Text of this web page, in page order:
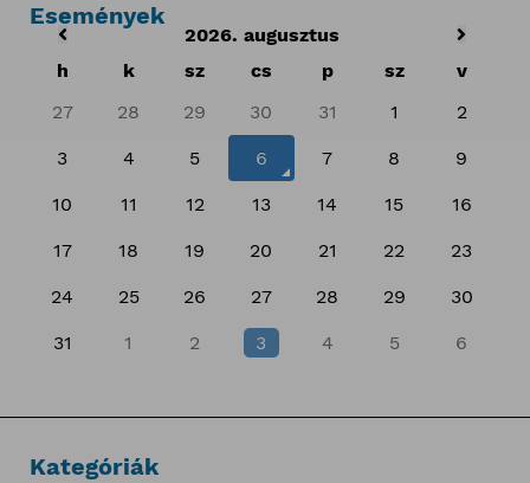
Események
2026. augusztus
h
k sz cs p sz
v
27
28 29 30 31 1 2
3 4 5 6 7 8 9
10 11 12 13 14 15 16
17 18 19 20 21 22 23
24 25 26 27 28 29 30
31 1 2 3 4 5 6
Kategóriák